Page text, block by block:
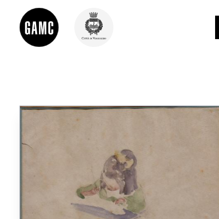
DIDATTICA
EVENTI
PALAZZO DELLE MUSE